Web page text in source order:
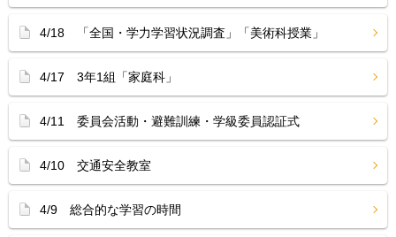
4/18 「全国・学力学習状況調査」「美術科授業」
4/17 3年1組「家庭科」
4/11 委員会活動・避難訓練・学級委員認証式
4/10 交通安全教室
4/9 総合的な学習の時間